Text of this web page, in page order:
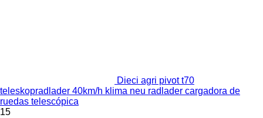
Dieci agri pivot t70
teleskopradlader 40km/h klima neu radlader cargadora de
ruedas telescópica
15